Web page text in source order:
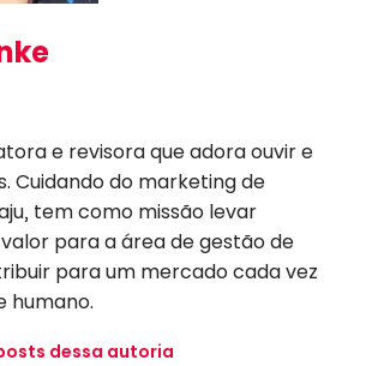
e revisora que adora ouvir e
Cuidando do marketing de
tem como missão levar
para a área de gestão de
para um mercado cada vez
humano.
dessa autoria